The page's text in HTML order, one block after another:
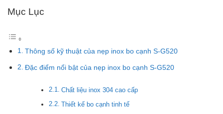
Mục Lục
Thông số kỹ thuật của nẹp inox bo cạnh S-G520
Đặc điểm nổi bật của nẹp inox bo cạnh S-G520
Chất liệu inox 304 cao cấp
Thiết kế bo cạnh tinh tế